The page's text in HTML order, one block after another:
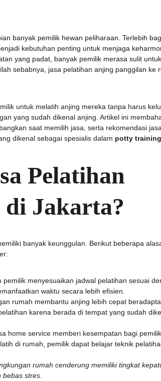
banyak pemilik hewan peliharaan. Terlebih
kebutuhan penting untuk menjaga
yang padat, banyak pemilik merasa sulit untuk
sebabnya, jasa pelatihan anjing panggilan ke
untuk melatih anjing mereka tanpa harus
yang sudah dikenal anjing. Artikel ini
saat memilih jasa, serta rekomendasi jasa
dikenal sebagai spesialis dalam potty training
Pelatihan
di Jakarta?
banyak keunggulan. Berikut beberapa
menyesuaikan jadwal pelatihan sesuai
waktu secara lebih efisien.
rumah membantu anjing lebih cepat
karena berada di tempat yang sudah
home service memberi kesempatan bagi
di rumah, pemilik dapat belajar teknik
rumah cenderung memiliki tingkat
stres.